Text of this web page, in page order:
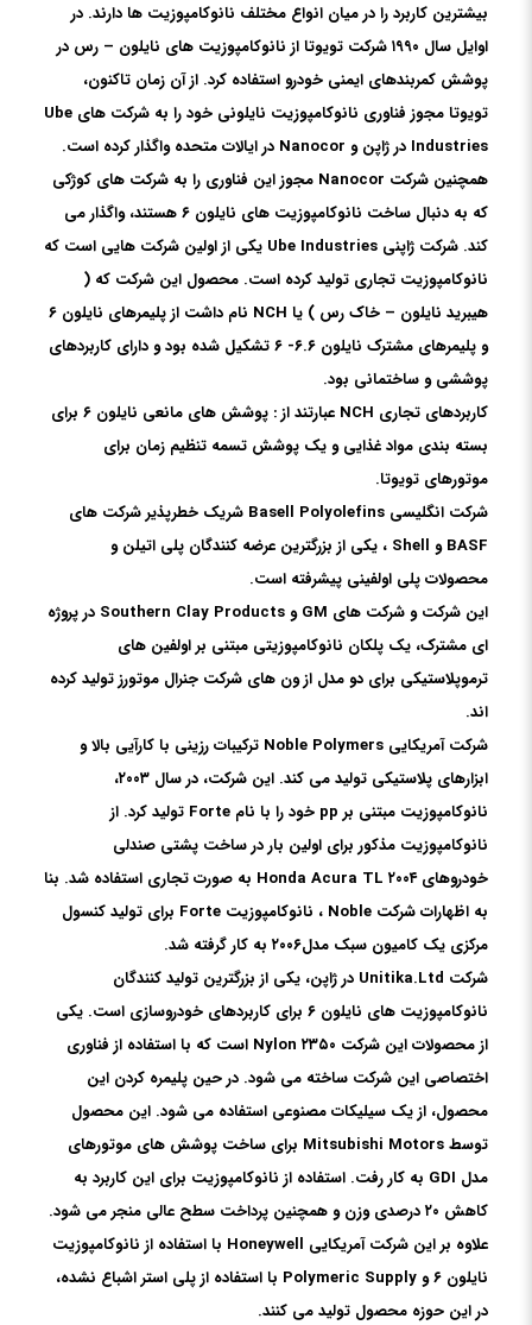
بیشترین کاربرد را در میان انواع مختلف نانوکامپوزیت ها دارند. در
اوایل سال ۱۹۹۰ شرکت تویوتا از نانوکامپوزیت های نایلون – رس در
پوشش کمربندهای ایمنی خودرو استفاده کرد. از آن زمان تاکنون،
تویوتا مجوز فناوری نانوکامپوزیت نایلونی خود را به شرکت های Ube
Industries در ژاپن و Nanocor در ایالات متحده واگذار کرده است.
همچنین شرکت Nanocor مجوز این فناوری را به شرکت های کوژکی
که به دنبال ساخت نانوکامپوزیت های نایلون ۶ هستند، واگذار می
کند. شرکت ژاپنی Ube Industries یکی از اولین شرکت هایی است که
نانوکامپوزیت تجاری تولید کرده است. محصول این شرکت که (
هیبرید نایلون – خاک رس ) یا NCH نام داشت از پلیمرهای نایلون ۶
و پلیمرهای مشترک نایلون ۶.۶- ۶ تشکیل شده بود و دارای کاربردهای
پوششی و ساختمانی بود.
کاربردهای تجاری NCH عبارتند از : پوشش های مانعی نایلون ۶ برای
بسته بندی مواد غذایی و یک پوشش تسمه تنظیم زمان برای
موتورهای تویوتا.
شرکت انگلیسی Basell Polyolefins شریک خطرپذیر شرکت های
BASF و Shell ، یکی از بزرگترین عرضه کنندگان پلی اتیلن و
محصولات پلی اولفینی پیشرفته است.
این شرکت و شرکت های GM و Southern Clay Products در پروژه
ای مشترک، یک پلکان نانوکامپوزیتی مبتنی بر اولفین های
ترموپلاستیکی برای دو مدل از ون های شرکت جنرال موتورز تولید کرده
اند.
شرکت آمریکایی Noble Polymers ترکیبات رزینی با کارآیی بالا و
ابزارهای پلاستیکی تولید می کند. این شرکت، در سال ۲۰۰۳،
نانوکامپوزیت مبتنی بر pp خود را با نام Forte تولید کرد. از
نانوکامپوزیت مذکور برای اولین بار در ساخت پشتی صندلی
خودروهای ۲۰۰۴ Honda Acura TL به صورت تجاری استفاده شد. بنا
به اظهارات شرکت Noble ، نانوکامپوزیت Forte برای تولید کنسول
مرکزی یک کامیون سبک مدل۲۰۰۶ به کار گرفته شد.
شرکت Unitika.Ltd در ژاپن، یکی از بزرگترین تولید کنندگان
نانوکامپوزیت های نایلون ۶ برای کاربردهای خودروسازی است. یکی
از محصولات این شرکت Nylon ۲۳۵۰ است که با استفاده از فناوری
اختصاصی این شرکت ساخته می شود. در حین پلیمره کردن این
محصول، از یک سیلیکات مصنوعی استفاده می شود. این محصول
توسط Mitsubishi Motors برای ساخت پوشش های موتورهای
مدل GDI به کار رفت. استفاده از نانوکامپوزیت برای این کاربرد به
کاهش ۲۰ درصدی وزن و همچنین پرداخت سطح عالی منجر می شود.
علاوه بر این شرکت آمریکایی Honeywell با استفاده از نانوکامپوزیت
نایلون ۶ و Polymeric Supply با استفاده از پلی استر اشباع نشده،
در این حوزه محصول تولید می کنند.